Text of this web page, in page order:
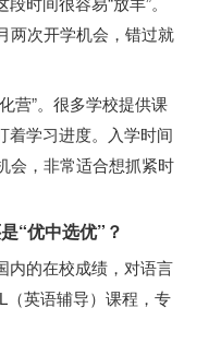
两次开学机会，错过就
营”。很多学校提供课
着学习进度。入学时间
会，非常适合想抓紧时
“优中选优”？
内的在校成绩，对语言
（英语辅导）课程，专